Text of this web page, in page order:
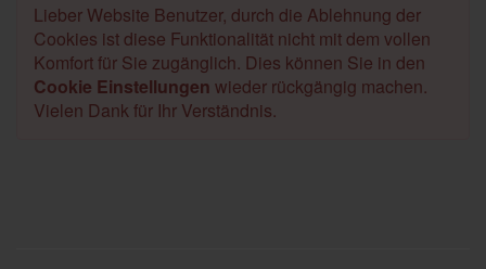
Lieber Website Benutzer, durch die Ablehnung der
Cookies ist diese Funktionalität nicht mit dem vollen
Komfort für Sie zugänglich. Dies können Sie in den
Cookie Einstellungen wieder rückgängig machen.
Vielen Dank für Ihr Verständnis.